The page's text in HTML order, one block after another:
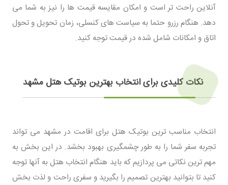
آنلاین راحت تر است و امکان مقایسه قیمت ها را نیز به شما می
دهد. هنگام رزرو حتما به سیاست های کنسلی، زمان تحویل و تحول
اتاق و امکانات شامل شده در قیمت توجه کنید.
نکات کلیدی برای انتخاب بهترین بوتیک هتل مشهد
انتخاب مناسب ترین بوتیک هتل برای اقامت در مشهد می تواند
تجربه سفر شما را به طور چشمگیری بهبود بخشد. در این بخش به
مهم ترین نکاتی می پردازیم که باید هنگام انتخاب هتل به آنها توجه
کنید تا بتوانید بهترین تصمیم را بگیرید و سفری راحت و لذت بخش